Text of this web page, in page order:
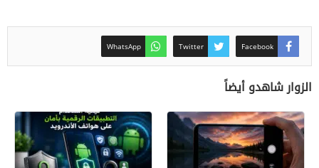
Facebook
Twitter
WhatsApp
الزوار شاهدو أيضاً